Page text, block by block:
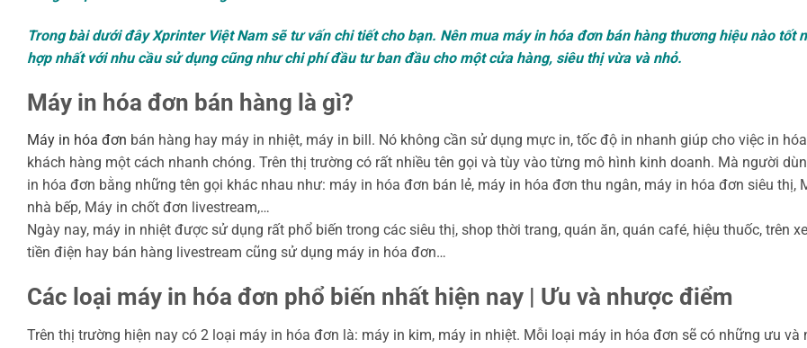
Trong bài dưới đâyXprinter Việt Namsẽ tư vấn chi tiết cho bạn. Nên mua máy in hóa đơn bán hàng thương hiệu nào tốt
hợp nhất với nhu cầu sử dụng cũng như chi phí đầu tư ban đầu cho một cửa hàng, siêu thị vừa và nhỏ.
Máy in hóa đơn bán hàng là gì?
Máy in hóa đơn bán hàng hay máy in nhiệt, máy in bill. Nó không cần sử dụng mực in, tốc độ in nhanh giúp cho việc in
khách hàng một cách nhanh chóng. Trên thị trường có rất nhiều tên gọi và tùy vào từng mô hình kinh doanh. Mà người
in hóa đơn bằng những tên gọi khác nhau như: máy in hóa đơn bán lẻ, máy in hóa đơn thu ngân, máy in hóa đơn siêu thị,
nhà bếp, Máy in chốt đơn livestream,…
Ngày nay, máy in nhiệt được sử dụng rất phổ biến trong các siêu thị, shop thời trang, quán ăn, quán café, hiệu thuốc, trên
tiền điện hay bán hàng livestream cũng sử dụng máy in hóa đơn…
Các loại máy in hóa đơn phổ biến nhất hiện nay | Ưu và nhược điểm
Trên thị trường hiện nay có 2 loại máy in hóa đơn là: máy in kim, máy in nhiệt. Mỗi loại máy in hóa đơn sẽ có những ưu và